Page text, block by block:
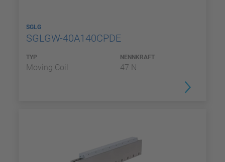
SGLG
SGLGW-40A140CPDE
TYP
Moving Coil
NENNKRAFT
47 N